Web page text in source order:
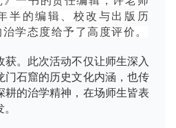
半的编辑、校改与出版历
学态度给予了高度评价。
获。此次活动不仅让师生深入
门石窟的历史文化内涵，也传
耕的治学精神，在场师生皆表